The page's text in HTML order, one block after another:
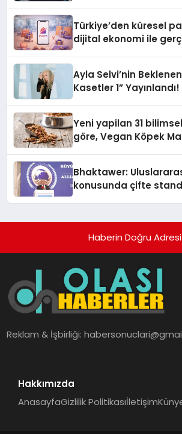
Türkiye’den küresel
dijital ekonomi ile
Ayla Selvi’nin
Kasetler 1” Yayınlandı!
Yeni yapilan 31
göre, Vegan Köpek
Bhaktawer:
konusunda çifte
Haberin Doğru Adresi
Reklam & İşbirliği:
Hakkımızda
AnasayfaGizlilik Politikasıİletişim